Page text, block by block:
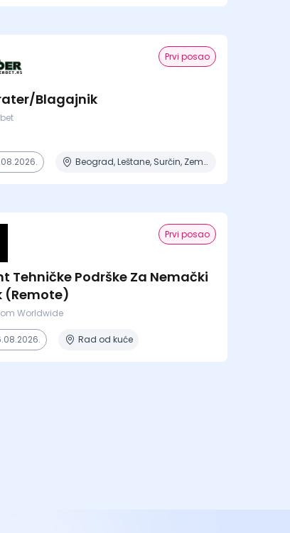
Prvi posao
Blagajnik
Beograd, Leštane, Surčin, Zemun Polje
Prvi posao
Tehničke Podrške Za Nemački
(Remote)
Worldwide
Rad od kuće